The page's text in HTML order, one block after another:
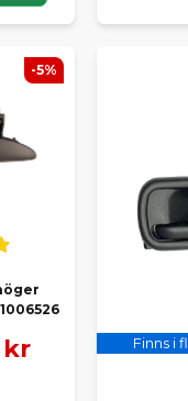
kr
-5%
Finns i